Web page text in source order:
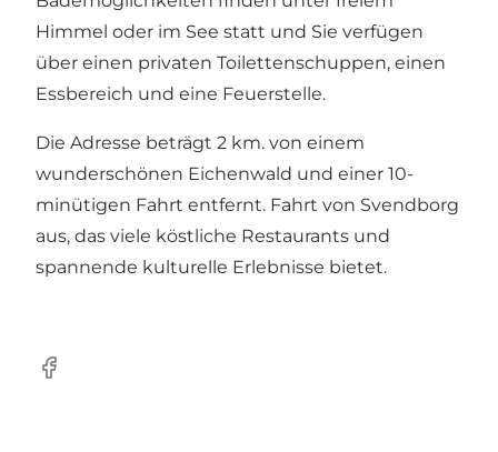
Himmel oder im See statt und Sie verfügen
über einen privaten Toilettenschuppen, einen
Essbereich und eine Feuerstelle.
Die Adresse beträgt 2 km. von einem
wunderschönen Eichenwald und einer 10-
minütigen Fahrt entfernt. Fahrt von Svendborg
aus, das viele köstliche Restaurants und
spannende kulturelle Erlebnisse bietet.
Facebook